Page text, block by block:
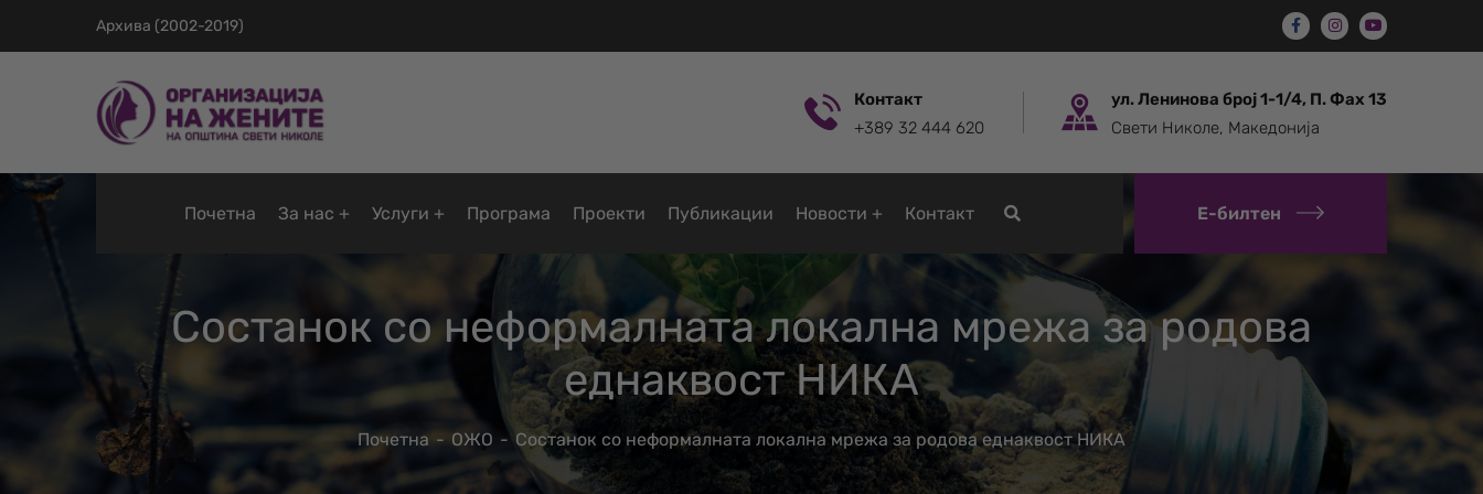
Архива (2002-2019)
Контакт
+389 32 444 620
ул. Ленинова број 1-1/4, П. Фах 13
Свети Николе, Македонија
Почетна За нас Услуги Програмa Проекти Публикации Новости Контакт Е-билтен
Состанок со неформалната локална мрежа за родова
еднаквост НИКА
Почетна ОЖО Состанок со неформалната локална мрежа за родова еднаквост НИКА